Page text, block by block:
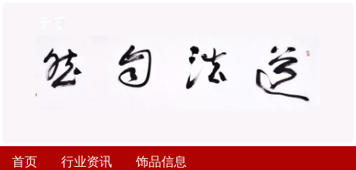
首页 行业资讯 饰品信息